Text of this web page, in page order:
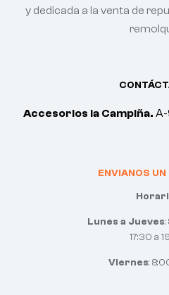
Accesorios la Campiña. A-
ENVIANOS
Lunes a Jueves:
17:30 a
Viernes:
y dedicada a la venta de